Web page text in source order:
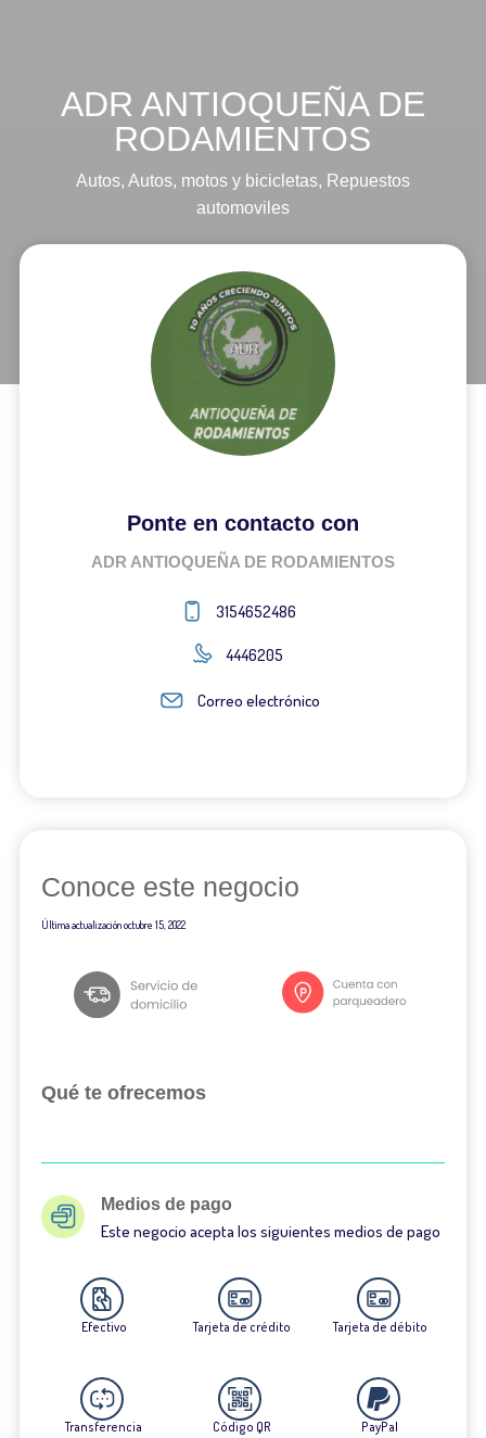
ADR ANTIOQUEÑA DE
RODAMIENTOS
Autos, Autos, motos y bicicletas, Repuestos
automoviles
Ponte en contacto con
ADR ANTIOQUEÑA DE RODAMIENTOS
3154652486
4446205
Correo electrónico
Conoce este negocio
Última actualizaciónoctubre 15, 2022
Qué te ofrecemos
Medios de pago
Este negocio acepta los siguientes medios de pago
Efectivo Tarjeta de crédito Tarjeta de débito
Transferencia Código QR PayPal